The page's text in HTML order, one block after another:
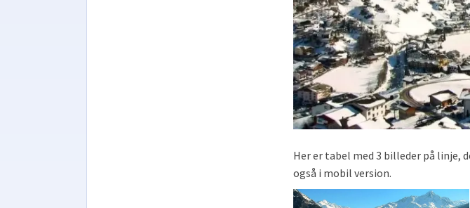
Her er tabel med 3 billeder på linje,
også i mobil version.